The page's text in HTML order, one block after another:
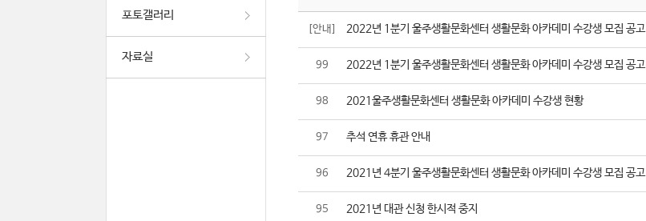
포토갤러리
자료실
[안내] 2022년 1분기 울주생활문화센터 생활문화 아카데미 수강생 모집 공고
99 2022년 1분기 울주생활문화센터 생활문화 아카데미 수강생 모집 공고
98 2021울주생활문화센터 생활문화 아카데미 수강생 현황
97 추석 연휴 휴관 안내
96 2021년 4분기 울주생활문화센터 생활문화 아카데미 수강생 모집 공고
95 2021년 대관 신청 한시적 중지